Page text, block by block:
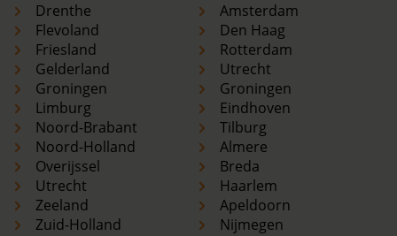
Drenthe
Flevoland
Friesland
Gelderland
Groningen
Limburg
Noord-Brabant
Noord-Holland
Overijssel
Utrecht
Zeeland
Zuid-Holland
Amsterdam
Den Haag
Rotterdam
Utrecht
Groningen
Eindhoven
Tilburg
Almere
Breda
Haarlem
Apeldoorn
Nijmegen